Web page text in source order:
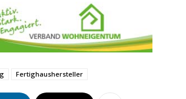
Fertighaushersteller